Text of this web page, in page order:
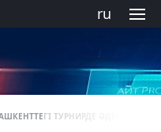
ru
ТУРНИРДЕ ӘДЕМІ